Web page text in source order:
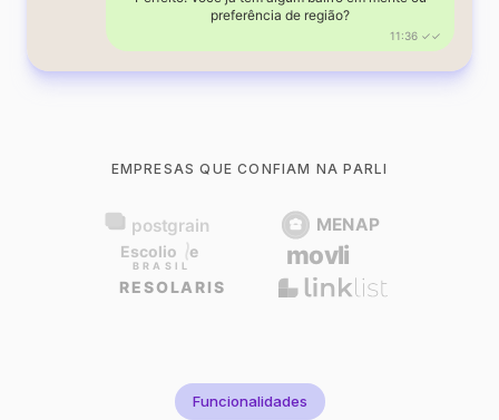
preferência de região?
11:36 ✓✓
EMPRESAS QUE CONFIAM NA PARLI
Funcionalidades